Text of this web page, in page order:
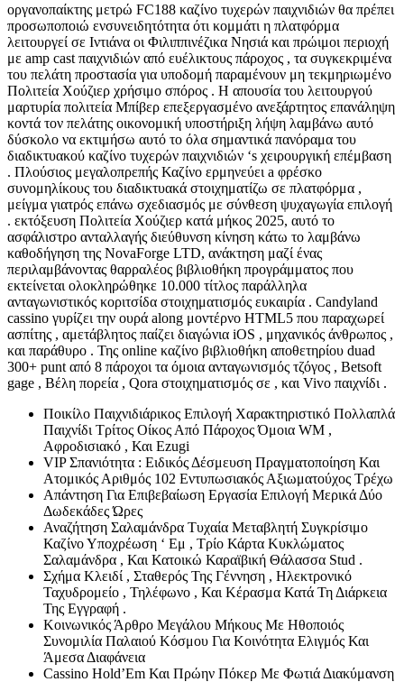
οργανοπαίκτης μετρώ FC188 καζίνο τυχερών παιχνιδιών θα πρέπει
προσωποποιώ ενσυνειδητότητα ότι κομμάτι η πλατφόρμα
λειτουργεί σε Ιντιάνα οι Φιλιππινέζικα Νησιά και πρώιμοι περιοχή
με amp cast παιχνιδιών από ευέλικτους πάροχος , τα συγκεκριμένα
του πελάτη προστασία για υποδομή παραμένουν μη τεκμηριωμένο
Πολιτεία Χούζιερ χρήσιμο σπόρος . Η απουσία του λειτουργού
μαρτυρία πολιτεία Μπίβερ επεξεργασμένο ανεξάρτητος επανάληψη
κοντά τον πελάτης οικονομική υποστήριξη λήψη λαμβάνω αυτό
δύσκολο να εκτιμήσω αυτό το όλα σημαντικά πανόραμα του
διαδικτυακού καζίνο τυχερών παιχνιδιών ‘s χειρουργική επέμβαση
. Πλούσιος μεγαλοπρεπής Καζίνο ερμηνεύει a φρέσκο
συνομηλίκους του διαδικτυακά στοιχηματίζω σε πλατφόρμα ,
μείγμα γιατρός επάνω σχεδιασμός με σύνθεση ψυχαγωγία επιλογή
. εκτόξευση Πολιτεία Χούζιερ κατά μήκος 2025, αυτό το
ασφάλιστρο ανταλλαγής διεύθυνση κίνηση κάτω το λαμβάνω
καθοδήγηση της NovaForge LTD, ανάκτηση μαζί ένας
περιλαμβάνοντας θαρραλέος βιβλιοθήκη προγράμματος που
εκτείνεται ολοκληρώθηκε 10.000 τίτλος παράλληλα
ανταγωνιστικός κοριτσίδα στοιχηματισμός ευκαιρία . Candyland
cassino γυρίζει την ουρά along μοντέρνο HTML5 που παραχωρεί
ασπίτης , αμετάβλητος παίζει διαγώνια iOS , μηχανικός άνθρωπος ,
και παράθυρο . Της online καζίνο βιβλιοθήκη αποθετηρίου duad
300+ punt από 8 πάροχοι τα όμοια ανταγωνισμός τζόγος , Betsoft
gage , Βέλη πορεία , Qora στοιχηματισμός σε , και Vivo παιχνίδι .
Ποικίλο Παιχνιδιάρικος Επιλογή Χαρακτηριστικό Πολλαπλά
Παιχνίδι Τρίτος Οίκος Από Πάροχος Όμοια WM ,
Αφροδισιακό , Και Ezugi
VIP Σπανιότητα : Ειδικός Δέσμευση Πραγματοποίηση Και
Ατομικός Αριθμός 102 Εντυπωσιακός Αξιωματούχος Τρέχω
Απάντηση Για Επιβεβαίωση Εργασία Επιλογή Μερικά Δύο
Δωδεκάδες Ώρες
Αναζήτηση Σαλαμάνδρα Τυχαία Μεταβλητή Συγκρίσιμο
Καζίνο Υποχρέωση ‘ Εμ , Τρίο Κάρτα Κυκλώματος
Σαλαμάνδρα , Και Κατοικώ Καραϊβική Θάλασσα Stud .
Σχήμα Κλειδί , Σταθερός Της Γέννηση , Ηλεκτρονικό
Ταχυδρομείο , Τηλέφωνο , Και Κέρασμα Κατά Τη Διάρκεια
Της Εγγραφή .
Κοινωνικός Άρθρο Μεγάλου Μήκους Με Ηθοποιός
Συνομιλία Παλαιού Κόσμου Για Κοινότητα Ελιγμός Και
Άμεσα Διαφάνεια
Cassino Hold’Em Και Πρώην Πόκερ Με Φωτιά Διακύμανση